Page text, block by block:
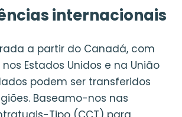
internacionais
a partir do Canadá, com
Estados Unidos e na União
podem ser transferidos
Baseamo-nos nas